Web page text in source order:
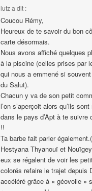
lutza dit :
Coucou Rémy,
Heureux de te savoir du bon
carte désormais.
Nous avons affiché quelques
à la piscine (celles prises par
qui nous a emmené si
du Salut).
Chacun y va de son petit
l’on s’aperçoit alors qu’ils
dans le pays d’Apt à te suivre
!!
Ta barbe fait parler
Hestyana Thyanouï et
eux se régalent de voir les
colorés refaire le trajet depuis
accéléré grâce à « géovoile »